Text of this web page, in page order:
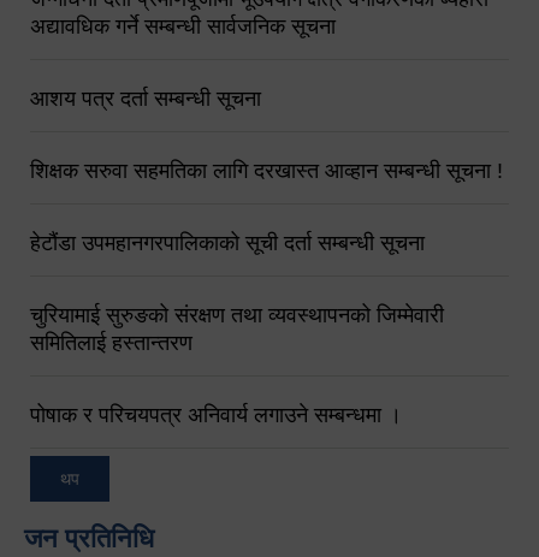
अद्यावधिक गर्ने सम्बन्धी सार्वजनिक सूचना
आशय पत्र दर्ता सम्बन्धी सूचना
शिक्षक सरुवा सहमतिका लागि दरखास्त आव्हान सम्बन्धी सूचना !
हेटौंडा उपमहानगरपालिकाको सूची दर्ता सम्बन्धी सूचना
चुरियामाई सुरुङको संरक्षण तथा व्यवस्थापनको जिम्मेवारी
समितिलाई हस्तान्तरण
पोषाक र परिचयपत्र अनिवार्य लगाउने सम्बन्धमा ।
थप
जन प्रतिनिधि